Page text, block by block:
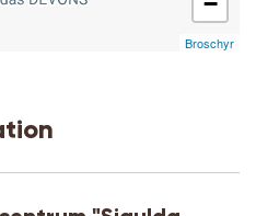
Broschyr